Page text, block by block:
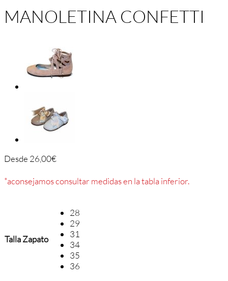
MANOLETINA CONFETTI
Desde 26,00€
*aconsejamos consultar medidas en la tabla inferior.
Talla Zapato
28
29
31
34
35
36